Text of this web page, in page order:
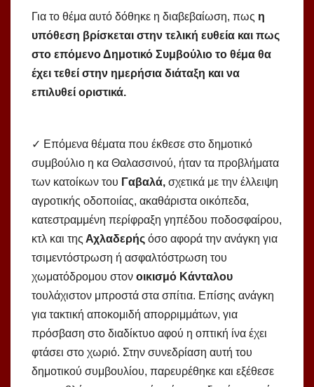
Για το θέμα αυτό δόθηκε η διαβεβαίωση, πως η
υπόθεση βρίσκεται στην τελική ευθεία και πως
στο επόμενο Δημοτικό Συμβούλιο το θέμα θα
έχει τεθεί στην ημερήσια διάταξη και να
επιλυθεί οριστικά.
✓ Επόμενα θέματα που έκθεσε στο δημοτικό
συμβούλιο η κα Θαλασσινού, ήταν τα προβλήματα
των κατοίκων του Γαβαλά, σχετικά με την έλλειψη
αγροτικής οδοποιίας, ακαθάριστα οικόπεδα,
κατεστραμμένη περίφραξη γηπέδου ποδοσφαίρου,
κτλ και της Αχλαδερής όσο αφορά την ανάγκη για
τσιμεντόστρωση ή ασφαλτόστρωση του
χωματόδρομου στον οικισμό Κάνταλου
τουλάχιστον μπροστά στα σπίτια. Επίσης ανάγκη
για τακτική αποκομιδή απορριμμάτων, για
πρόσβαση στο διαδίκτυο αφού η οπτική ίνα έχει
φτάσει στο χωριό. Στην συνεδρίαση αυτή του
δημοτικού συμβουλίου, παρευρέθηκε και εξέθεσε